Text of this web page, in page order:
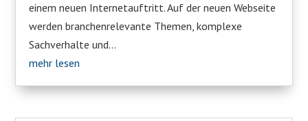
einem neuen Internetauftritt. Auf der neuen Webseite
werden branchenrelevante Themen, komplexe
Sachverhalte und...
mehr lesen